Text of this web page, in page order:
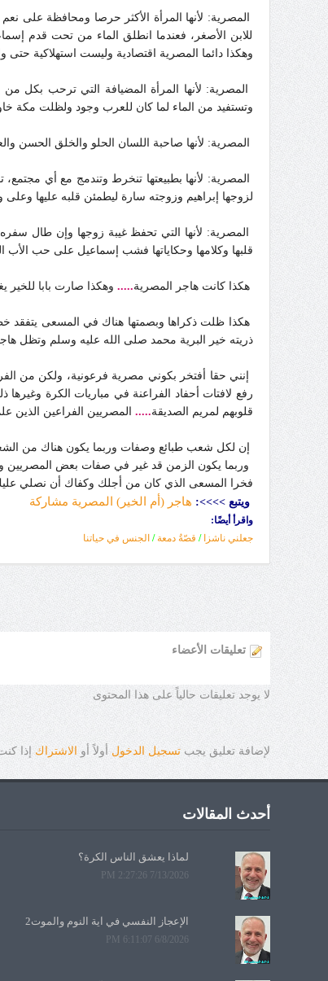
المصرية: لأنها المرأة الأكثر حرصا ومحافظة على
للابن الأصغر، فعندما انطلق الماء من تحت قدم
وهكذا دائما المصرية اقتصادية وليست استهلاكية حتى
المصرية: لأنها المرأة المضيافة التي ترحب بكل
وتستفيد من الماء لما كان للعرب وجود ولظلت مكة
المصرية: لأنها صاحبة اللسان الحلو والخلق الحسن
المصرية: لأنها بطبيعتها تنخرط وتندمج مع أي
لزوجها إبراهيم وزوجته سارة ليطمئن قلبه عليها
المصرية: لأنها التي تحفظ غيبة زوجها وإن طال
قلبها وكلامها وحكاياتها فشب إسماعيل على حب الأب
هكذا كانت هاجر المصرية..... وهكذا صارت بابا
هكذا ظلت ذكراها وبصمتها هناك في المسعى يتفقد
ذريته خير البرية محمد صلى الله عليه وسلم وتظل
إنني حقا أفتخر بكوني مصرية فرعونية، ولكن من
رفع لافتات أحفاد الفراعنة في مباريات الكرة وغيرها
قلوبهم لمريم الصديقة..... المصريين الفراعين الذين
إن لكل شعب طبائع وصفات وربما يكون هناك من
وربما يكون الزمن قد غير في صفات بعض المصريين
فخرا المسعى الذي كان من أجلك وكفاك أن نصلي عليك
ويتبع>>>>
: هاجر (أم الخير) المصرية مشاركة
واقرأ أيضًا:
جعلني ناشزا
/ قصّةُ دمعة / الجنس في حياتنا
تعليقات الأعضاء
لا يوجد تعليقات حالياً على هذا المحتوى
لإضافة تعليق يجبتسجيل الدخول أولاً أو الاشتراك إذا
أحدث المقالات
لماذا يعشق الناس الكرة؟
7/13/2026 2:27:26 PM
الإعجاز النفسي في آية النوم والموت2
6/8/2026 6:11:07 PM